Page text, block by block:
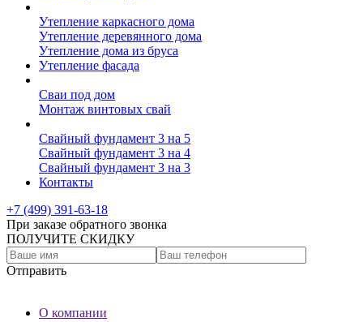
Утепление каркасного дома
Утепление деревянного дома
Утепление дома из бруса
Утепление фасада
Сваи под дом
Монтаж винтовых свай
Свайный фундамент 3 на 5
Свайный фундамент 3 на 4
Свайный фундамент 3 на 3
Контакты
+7 (499) 391-63-18
При заказе обратного звонка
ПОЛУЧИТЕ СКИДКУ
Отправить
О компании